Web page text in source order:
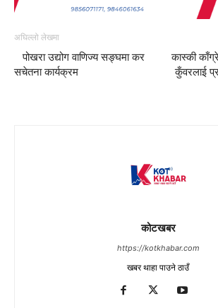
अघिल्लो लेखमा
पोखरा उद्योग वाणिज्य सङ्घमा कर
सचेतना कार्यक्रम
कास्की
कुँवरलाई
कोटखबर
https://kotkhabar.com
खबर थाहा पाउने ठाउँ